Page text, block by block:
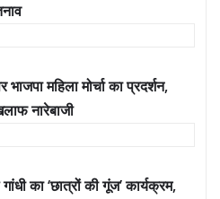
महिला मोर्चा का प्रदर्शन,
नारेबाजी
का ‘छात्रों की गूंज’ कार्यक्रम,